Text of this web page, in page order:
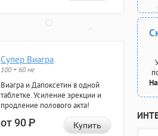
Супер Виагра
100 + 60 мг
Виагра и Дапоксетин в одной
таблетке. Усиление эрекции и
продление полового акта!
от 90Р Купить